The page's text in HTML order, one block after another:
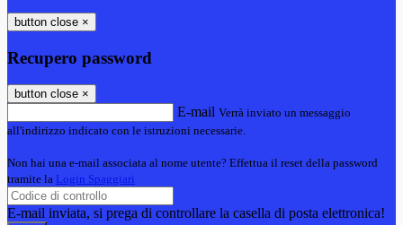
button close ×
Recupero password
button close ×
E-mail Verrà inviato un messaggio
all'indirizzo indicato con le istruzioni necessarie.
Non hai una e-mail associata al nome utente? Effettua il reset della password
tramite la Login Spaggiari
E-mail inviata, si prega di controllare la casella di posta elettronica!